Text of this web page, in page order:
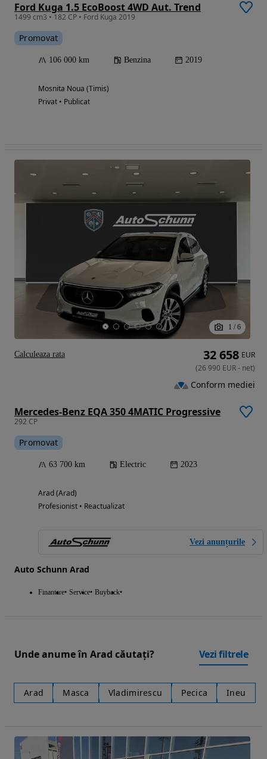
Ford Kuga 1.5 EcoBoost 4WD Aut. Trend
1499 cm3 • 182 CP • Ford Kuga 2019
Promovat
106 000 km Benzina 2019
Mosnita Noua (Timis)
Privat • Publicat
1 / 6
Mercedes-Benz EQA 350 4MATIC Progressive
292 CP
Promovat
63 700 km Electric 2023
Arad (Arad)
Profesionist • Reactualizat
Vezi anunțurile
Auto Schunn Arad
Finantare Service Buyback
32 658 EUR
(26 990 EUR- net)
Conform mediei
Calculeaza rata
Unde anume în Arad căutați? Vezi filtrele
Arad Masca Vladimirescu Pecica Ineu